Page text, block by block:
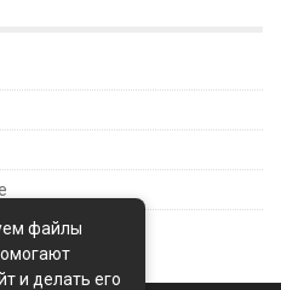
файлы
и делать его